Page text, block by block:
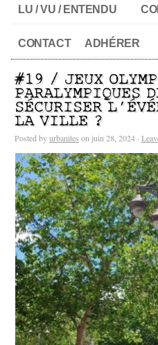
LU / VU / ENTENDU
CONTACT ADHÉRER
#19 / JEUX
PARALYMPIQUES
SÉCURISER
LA VILLE ?
Posted byurbanites on juin 28, 2024 ·